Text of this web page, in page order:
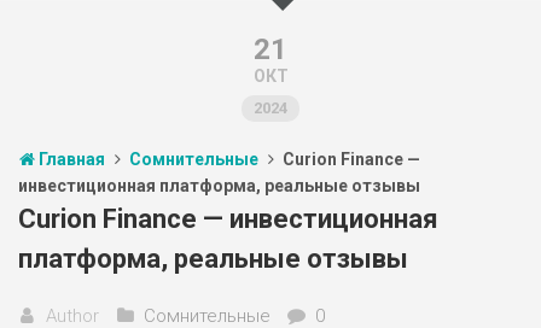
Проверенные способы заработка
Статьи
Партнеры
21
ОКТ
2024
Главная Сомнительные
Curion Finance —
инвестиционная платформа, реальные отзывы
Curion Finance — инвестиционная
платформа, реальные отзывы
Author Сомнительные 0